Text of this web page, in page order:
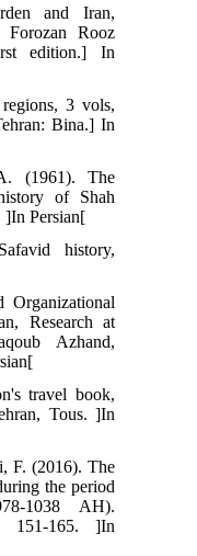
Sharden and Iran,
Taghvi, Forozan Rooz
first edition.] In
Seven regions, 3 vols,
Fazli, Tehran: Bina.] In
A. A. (1961). The
life history of Shah
]In Persian[
Safavid history,
Organizational
Iran, Research at
T: Yaqoub Azhand,
]In Persian[
travel book,
Tehran, Tous. ]In
F. (2016). The
during the period
(978-1038 AH).
9(1), 151-165. ]In